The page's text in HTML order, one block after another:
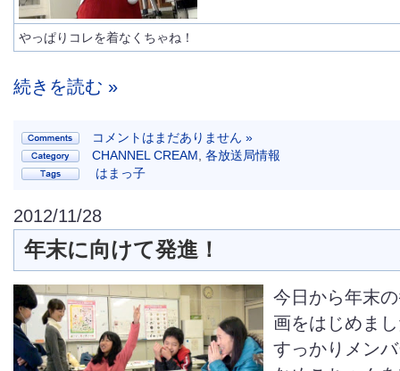
やっぱりコレを着なくちゃね！
続きを読む »
コメントはまだありません »
CHANNEL CREAM 各放送局情報
はまっ子
2012/11/28
年末に向けて発進！
今日から年末
画をはじめま
すっかりメン